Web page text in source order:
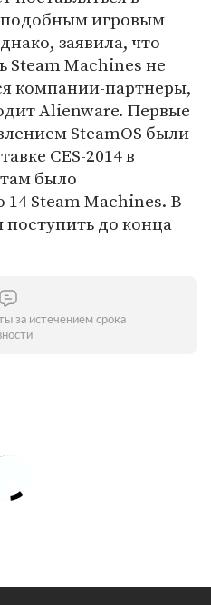
игровым
заявила, что
Steam Machines не
компании-партнеры,
Alienware. Первые
SteamOS были
CES-2014 в
было
Steam Machines. В
до конца
за истечением срока